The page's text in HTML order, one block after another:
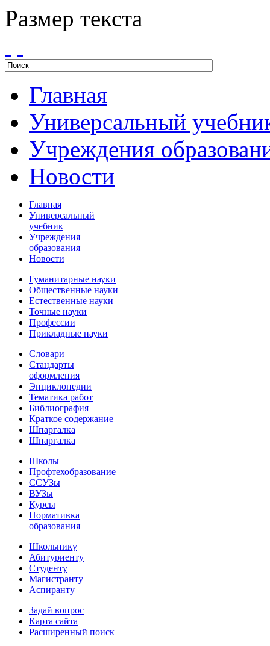
Размер текста
Главная
Универсальный
Учреждения
Новости
Главная
Универсальный
учебник
Учреждения
образования
Новости
Гуманитарные науки
Общественные науки
Естественные науки
Точные науки
Профессии
Прикладные науки
Словари
Стандарты
оформления
Энциклопедии
Тематика работ
Библиография
Краткое содержание
Шпаргалка
Шпаргалка
Школы
Профтехобразование
ССУЗы
ВУЗы
Курсы
Нормативка
образования
Школьнику
Абитуриенту
Студенту
Магистранту
Аспиранту
Задай вопрос
Карта сайта
Расширенный поиск